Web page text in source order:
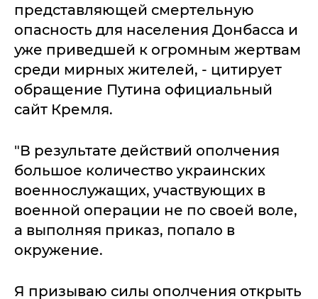
представляющей смертельную
опасность для населения Донбасса и
уже приведшей к огромным жертвам
среди мирных жителей, - цитирует
обращение Путина официальный
сайт Кремля.
"В результате действий ополчения
большое количество украинских
военнослужащих, участвующих в
военной операции не по своей воле,
а выполняя приказ, попало в
окружение.
Я призываю силы ополчения открыть